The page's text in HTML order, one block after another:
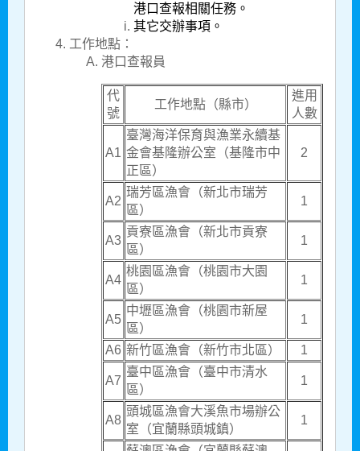
港口查報相關任務。
其它交辦事項。
​​工作地點：
港口查報員​​
代
號
工作地點（縣市）
進用
人數
A1
臺灣海洋保育與漁業永續基
金會基隆辦公室 （基隆市中
正區）
2
A2
瑞芳區漁會（新北市瑞芳
區）
1
A3
貢寮區漁會（新北市貢寮
區）
1
A4
桃園區漁會（桃園市大園
區）
1
A5
中壢區漁會（桃園市新屋
區）
1
A6 新竹區漁會（新竹市北區） 1
A7
臺中區漁會（臺中市清水
區）
1
A8
頭城區漁會大溪魚市場辦公
室 （宜蘭縣頭城鎮）
1